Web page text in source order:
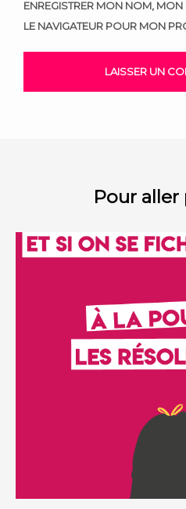
ENREGISTRER MON NOM,
LE NAVIGATEUR POUR MON
Pour aller